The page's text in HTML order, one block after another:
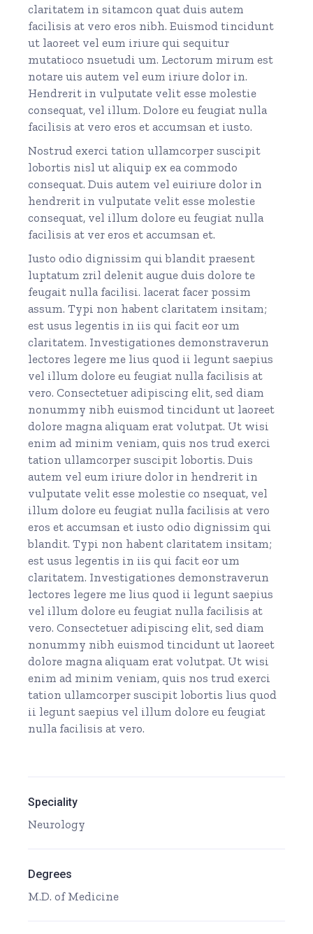
claritatem in sitamcon quat duis autem
facilisis at vero eros nibh. Euismod tincidunt
ut laoreet vel eum iriure qui sequitur
mutatioco nsuetudi um. Lectorum mirum est
notare uis autem vel eum iriure dolor in.
Hendrerit in vulputate velit esse molestie
consequat, vel illum. Dolore eu feugiat nulla
facilisis at vero eros et accumsan et iusto.
Nostrud exerci tation ullamcorper suscipit
lobortis nisl ut aliquip ex ea commodo
consequat. Duis autem vel euiriure dolor in
hendrerit in vulputate velit esse molestie
consequat, vel illum dolore eu feugiat nulla
facilisis at ver eros et accumsan et.
Iusto odio dignissim qui blandit praesent
luptatum zril delenit augue duis dolore te
feugait nulla facilisi. lacerat facer possim
assum. Typi non habent claritatem insitam;
est usus legentis in iis qui facit eor um
claritatem. Investigationes demonstraverun
lectores legere me lius quod ii legunt saepius
vel illum dolore eu feugiat nulla facilisis at
vero. Consectetuer adipiscing elit, sed diam
nonummy nibh euismod tincidunt ut laoreet
dolore magna aliquam erat volutpat. Ut wisi
enim ad minim veniam, quis nos trud exerci
tation ullamcorper suscipit lobortis. Duis
autem vel eum iriure dolor in hendrerit in
vulputate velit esse molestie co nsequat, vel
illum dolore eu feugiat nulla facilisis at vero
eros et accumsan et iusto odio dignissim qui
blandit. Typi non habent claritatem insitam;
est usus legentis in iis qui facit eor um
claritatem. Investigationes demonstraverun
lectores legere me lius quod ii legunt saepius
vel illum dolore eu feugiat nulla facilisis at
vero. Consectetuer adipiscing elit, sed diam
nonummy nibh euismod tincidunt ut laoreet
dolore magna aliquam erat volutpat. Ut wisi
enim ad minim veniam, quis nos trud exerci
tation ullamcorper suscipit lobortis lius quod
ii legunt saepius vel illum dolore eu feugiat
nulla facilisis at vero.
Speciality
Neurology
Degrees
M.D. of Medicine